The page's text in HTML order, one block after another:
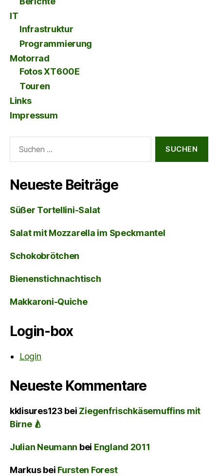
IT
Infrastruktur
Programmierung
Motorrad
Fotos XT600E
Touren
Links
Impressum
nach:
Neueste Beiträge
Süßer Tortellini-Salat
Salat mit Mozzarella im Speckmantel
Schokobrötchen
Bienenstichnachtisch
Makkaroni-Quiche
Login-box
Login
Neueste Kommentare
kklisures123 bei Ziegenfrischkäsemuffins mit
Birne 🍐
Julian Neumann bei England 2011
Markusbei Fursten Forest